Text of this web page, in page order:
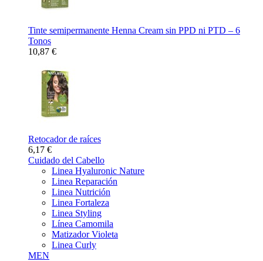
Tinte semipermanente Henna Cream sin PPD ni PTD – 6
Tonos
10,87 €
Retocador de raíces
6,17 €
Cuidado del Cabello
Linea Hyaluronic Nature
Linea Reparación
Linea Nutrición
Linea Fortaleza
Linea Styling
Línea Camomila
Matizador Violeta
Linea Curly
MEN